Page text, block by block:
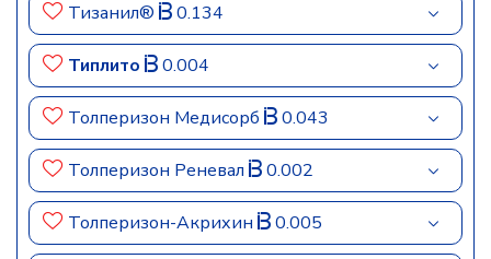
Тизанил® 0.134
Типлито 0.004
Толперизон Медисорб 0.043
Толперизон Реневал 0.002
Толперизон-Акрихин 0.005